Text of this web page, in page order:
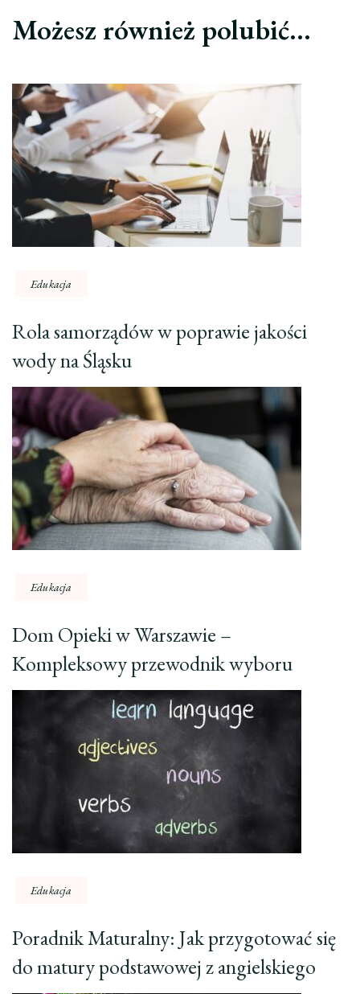
Możesz również polubić…
Edukacja
Rola samorządów w poprawie jakości
wody na Śląsku
Edukacja
Dom Opieki w Warszawie –
Kompleksowy przewodnik wyboru
Edukacja
Poradnik Maturalny: Jak przygotować się
do matury podstawowej z angielskiego